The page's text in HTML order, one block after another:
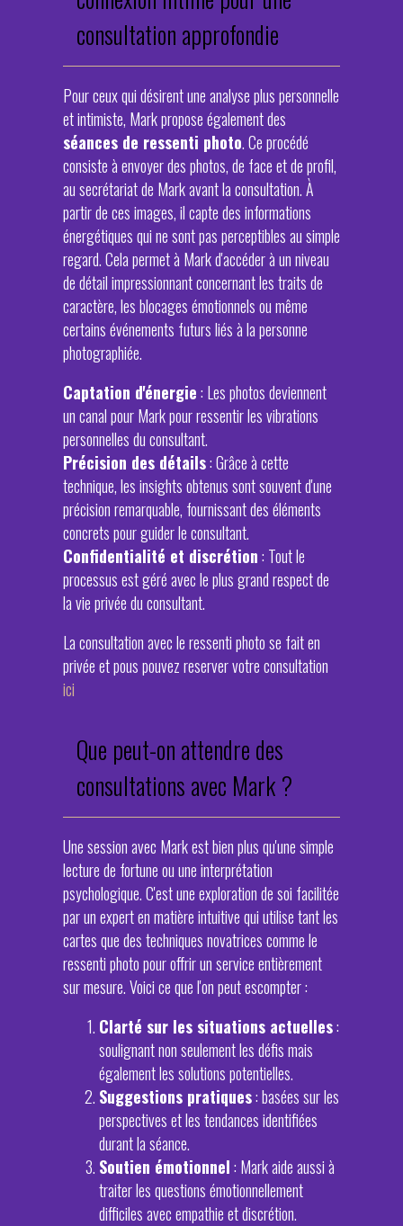
consultation approfondie
Pour ceux qui désirent une analyse plus personnelle
et intimiste, Mark propose également des
séances de ressenti photo. Ce procédé
consiste à envoyer des photos, de face et de profil,
au secrétariat de Mark avant la consultation. À
partir de ces images, il capte des informations
énergétiques qui ne sont pas perceptibles au simple
regard. Cela permet à Mark d'accéder à un niveau
de détail impressionnant concernant les traits de
caractère, les blocages émotionnels ou même
certains événements futurs liés à la personne
photographiée.
Captation d'énergie: Les photos deviennent
un canal pour Mark pour ressentir les vibrations
personnelles du consultant.
Précision des détails: Grâce à cette
technique, les insights obtenus sont souvent d'une
précision remarquable, fournissant des éléments
concrets pour guider le consultant.
Confidentialité et discrétion: Tout le
processus est géré avec le plus grand respect de
la vie privée du consultant.
La consultation avec le ressenti photo se fait en
privée et pous pouvez reserver votre consultation
ici
Que peut-on attendre des
consultations avec Mark ?
Une session avec Mark est bien plus qu'une simple
lecture de fortune ou une interprétation
psychologique. C'est une exploration de soi facilitée
par un expert en matière intuitive qui utilise tant les
cartes que des techniques novatrices comme le
ressenti photo pour offrir un service entièrement
sur mesure. Voici ce que l'on peut escompter :
Clarté sur les situations actuelles:
soulignant non seulement les défis mais
également les solutions potentielles.
Suggestions pratiques: basées sur les
perspectives et les tendances identifiées
durant la séance.
Soutien émotionnel: Mark aide aussi à
traiter les questions émotionnellement
difficiles avec empathie et discrétion.